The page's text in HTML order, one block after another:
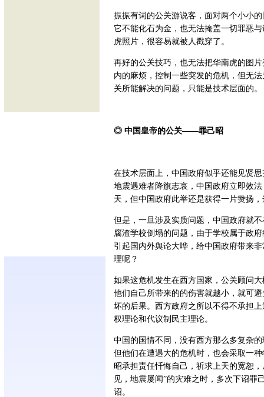
振振有词的公关游说客，面对两个小小
它不能化石为金，也无法掩盖一切罪恶
虎照片，很容易就被人戳穿了。
再好的公关技巧，也无法把华南虎的图
内的麻烦，控制一些突发的危机，但无
关所能解决的问题，只能是技术层面的。
◎ 中国皇帝的公关——罪己昭
在技术层面上，中国政府似乎还能见贤
地震遇难者降旗志哀，中国政府立即效
天，但中国政府此举还是获得一片赞扬
但是，一旦涉及实质问题，中国政府就
腐渣学校倒塌的问题，由于学校属于政
引起国内外舆论大哗，给中国政府带来
理呢？
如果这危机发生在西方国家，公关顾问
他们自己所带来的的伤害就越小，就可
坏的后果。西方政府之所以不得不承担
权理论和代议制民主理论。
中国的国情不同，没有西方那么多复杂
但他们在遭遇大的危机时，也会采取一
昭承担责任忏悔自己，祈求上天的宽恕
见，地震屡闻”的灾难之时，多次下诏罪
诏。